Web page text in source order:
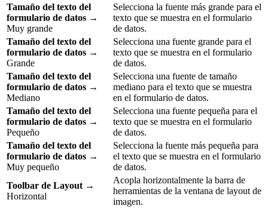
Tamaño del texto del
formulario de datos →
Muy grande
Selecciona la fuente más grande para el
texto que se muestra en el formulario
de datos.
Tamaño del texto del
formulario de datos →
Grande
Selecciona una fuente grande para el
texto que se muestra en el formulario
de datos.
Tamaño del texto del
formulario de datos →
Mediano
Selecciona una fuente de tamaño
mediano para el texto que se muestra
en el formulario de datos.
Tamaño del texto del
formulario de datos →
Pequeño
Selecciona una fuente pequeña para el
texto que se muestra en el formulario
de datos.
Tamaño del texto del
formulario de datos →
Muy pequeño
Selecciona la fuente más pequeña para
el texto que se muestra en el formulario
de datos.
Toolbar de Layout →
Horizontal
Acopla horizontalmente la barra de
herramientas de la ventana de layout de
imagen.